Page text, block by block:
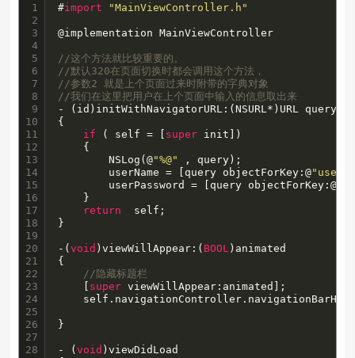
1
2
3
4
5
6
7
8
9
10
11
12
13
14
15
16
17
18
19
20
21
22
23
24
25
26
27
28
#import "MainViewController.h"
@implementation MainViewController
//这个方法就比较重要的。
//默认320在页面切换时都会调用这个方法，
//参数2 就是上个页面过来时附带的字典对象
//我们在这里把用户在上个页面中输入的信息取出来
- (id)initWithNavigatorURL:(NSURL*)URL
{
if ( self = [ super init])
    {
        NSLog(@
"%@"
, query);
        userName = [query objectForKey:@
        userPassword = [query objectForKey:@
    }
return
  self;
}
-(void )viewWillAppear:( BOOL )animated
{
//隐藏标题栏
    [
super viewWillAppear:animated];
}
- (void )viewDidLoad